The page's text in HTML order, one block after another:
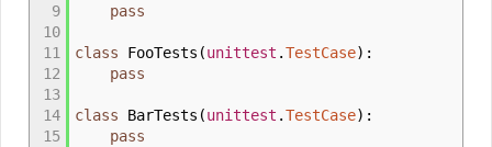
9
10
11
12
13
14
15
pass
class FooTests (unittest .TestCase) :
pass
class BarTests (unittest .TestCase) :
pass